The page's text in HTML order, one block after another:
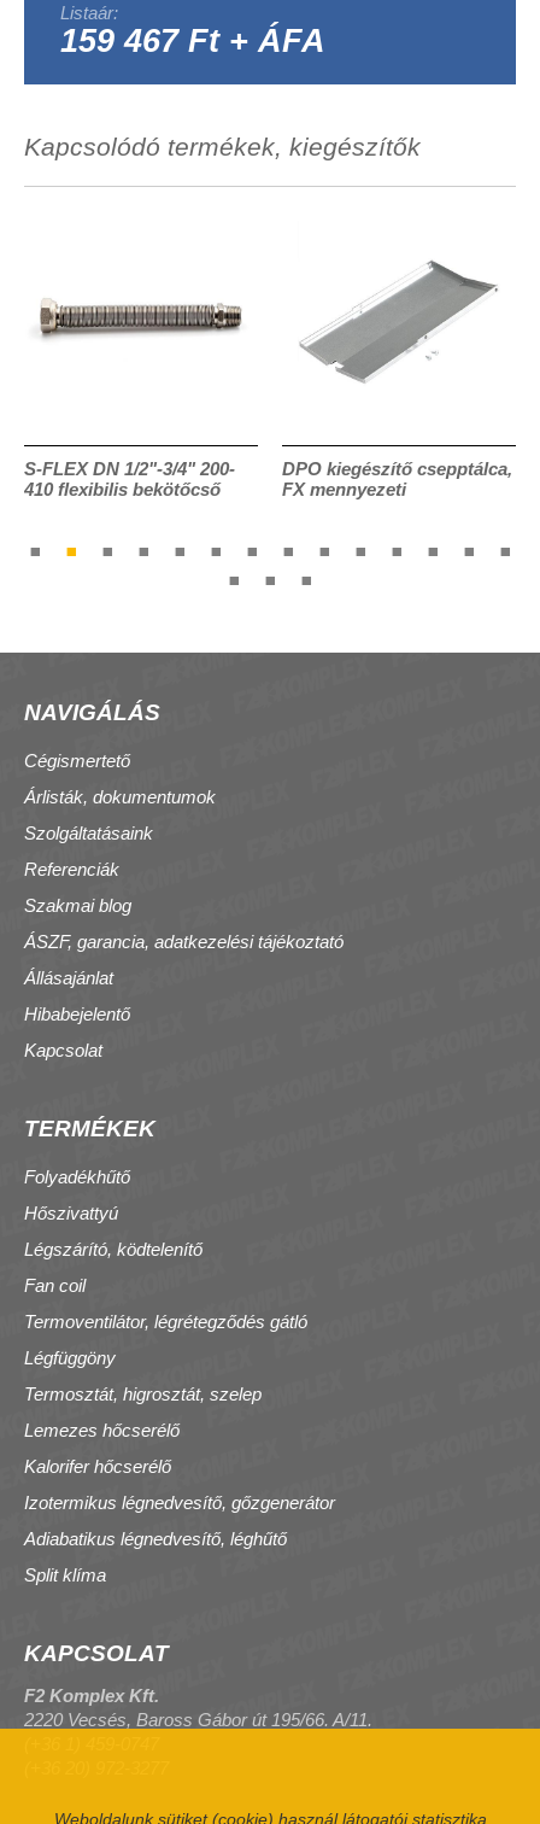
Weboldalunk sütiket (cookie) használ látogatói statisztika
Listaár:
159 467 Ft + ÁFA
Kapcsolódó termékek, kiegészítők
S-FLEX DN 1/2"-3/4" 200-
410 flexibilis bekötőcső
DPO kiegészítő csepptálca,
FX mennyezeti
NAVIGÁLÁS
Cégismertető
Árlisták, dokumentumok
Szolgáltatásaink
Referenciák
Szakmai blog
ÁSZF, garancia, adatkezelési tájékoztató
Állásajánlat
Hibabejelentő
Kapcsolat
TERMÉKEK
Folyadékhűtő
Hőszivattyú
Légszárító, ködtelenítő
Fan coil
Termoventilátor, légrétegződés gátló
Légfüggöny
Termosztát, higrosztát, szelep
Lemezes hőcserélő
Kalorifer hőcserélő
Izotermikus légnedvesítő, gőzgenerátor
Adiabatikus légnedvesítő, léghűtő
Split klíma
KAPCSOLAT
F2 Komplex Kft.
2220 Vecsés, Baross Gábor út 195/66. A/11.